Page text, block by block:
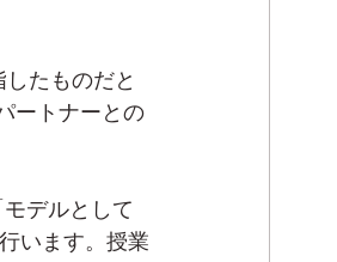
たものだと
ートナーとの
デルとして
います。授業